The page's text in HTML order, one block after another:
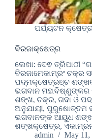
ପର୍ଯ୍ୟଟନ କ୍ଷେତ୍ର
ବିରଜାକ୍ଷେତ୍ର
ଲେଖା: ଦେଵ ତ୍ରିପାଠୀ
ବିରଜାମେକାମ୍ରଂ ଚକ୍ର
ପଦ୍ମକ୍ଷେତ୍ରଞ୍ଚ
ଭଗବାନ ମହାବିଷ୍ଣୁଙ୍କର
ଶଙ୍ଖ, ଚକ୍ର, ଗଦା ଓ ପଦ୍ମ
ଅନୁଯାୟୀ, ପୁରୁଷୋତ୍ତମ
ଭଗବାନଙ୍କ ଆୟୁଧ ଶଙ୍ଖ
ଶଙ୍ଖକ୍ଷେତ୍ର,
admin
May 11,